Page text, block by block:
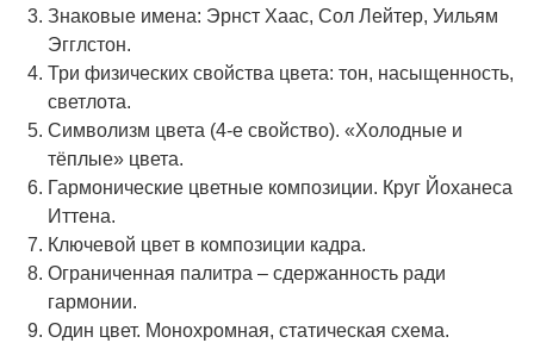
Знаковые имена: Эрнст Хаас, Сол Лейтер, Уильям
Эгглстон.
Три физических свойства цвета: тон, насыщенность,
светлота.
Символизм цвета (4-е свойство). «Холодные и
тёплые» цвета.
Гармонические цветные композиции. Круг Йоханеса
Иттена.
Ключевой цвет в композиции кадра.
Ограниченная палитра – сдержанность ради
гармонии.
Один цвет. Монохромная, статическая схема.